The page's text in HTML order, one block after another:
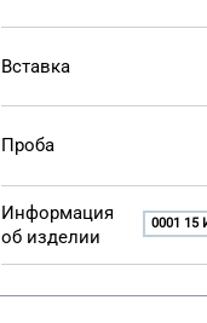
Вставка
Проба
Информация
об изделии
0001 15